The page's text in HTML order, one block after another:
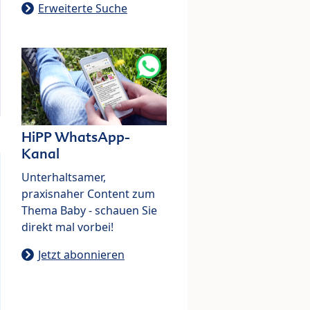
Erweiterte Suche
HiPP WhatsApp-
Kanal
Unterhaltsamer,
praxisnaher Content zum
Thema Baby - schauen Sie
direkt mal vorbei!
Jetzt abonnieren